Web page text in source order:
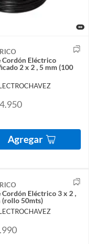
Cordón Eléctrico
2 x 2 , 5 mm (100
Agregar
Cordón Eléctrico 3 x 2 ,
(rollo 50mts)